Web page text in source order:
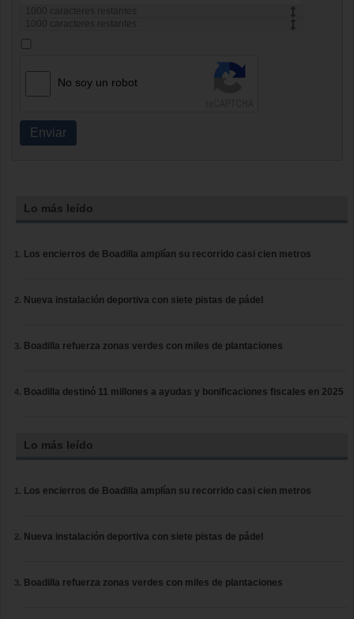
1000
caracteres restantes
1000
caracteres restantes
No soy un robot
Enviar
Lo más leído
Los encierros de Boadilla amplían su recorrido casi cien metros
Nueva instalación deportiva con siete pistas de pádel
Boadilla refuerza zonas verdes con miles de plantaciones
Boadilla destinó 11 millones a ayudas y bonificaciones fiscales en 2025
Lo más leído
Los encierros de Boadilla amplían su recorrido casi cien metros
Nueva instalación deportiva con siete pistas de pádel
Boadilla refuerza zonas verdes con miles de plantaciones